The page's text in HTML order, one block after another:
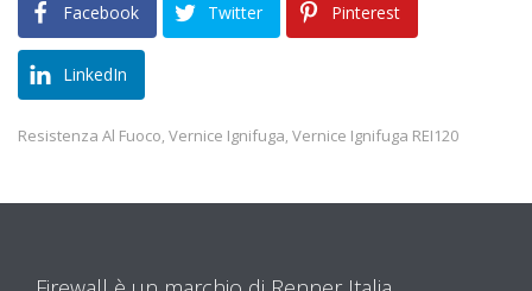
Facebook Twitter Pinterest
LinkedIn
Resistenza Al Fuoco, Vernice Ignifuga, Vernice Ignifuga REI120